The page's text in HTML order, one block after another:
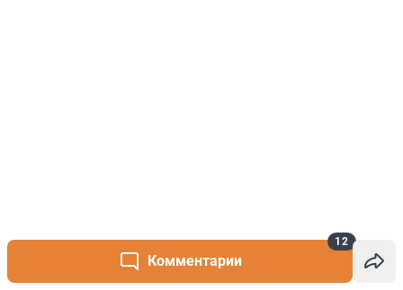
Комментарии
12